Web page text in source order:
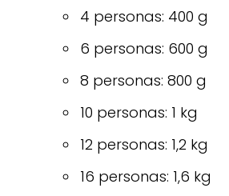
4 personas: 400 g
6 personas: 600 g
8 personas: 800 g
10 personas: 1 kg
12 personas: 1,2 kg
16 personas: 1,6 kg